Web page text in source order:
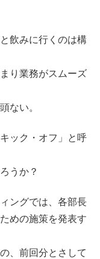
飲みに行くのは構
り業務がスムーズ
ない。
ック・オフ」と呼
うか？
ングでは、各部長
めの施策を発表す
、前回分とさして